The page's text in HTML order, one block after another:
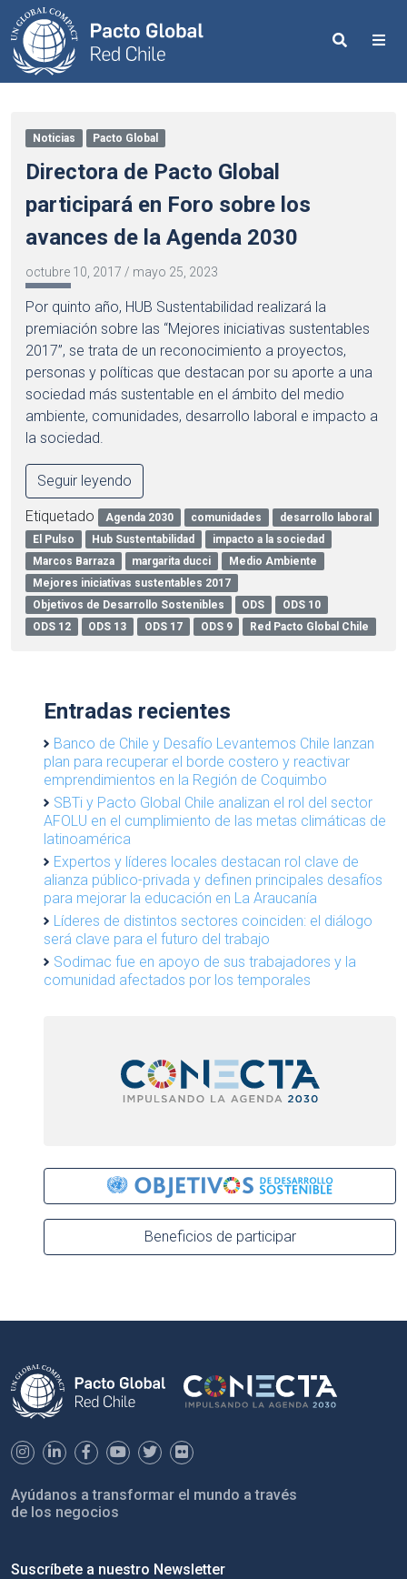
Search
Noticias Pacto Global
Directora de Pacto Global
participará en Foro sobre los
avances de la Agenda 2030
octubre 10, 2017 / mayo 25, 2023
Por quinto año, HUB Sustentabilidad realizará la
premiación sobre las “Mejores iniciativas sustentables
2017”, se trata de un reconocimiento a proyectos,
personas y políticas que destacan por su aporte a una
sociedad más sustentable en el ámbito del medio
ambiente, comunidades, desarrollo laboral e impacto a
la sociedad.
Seguir leyendo
Etiquetado Agenda 2030 comunidades
desarrollo laboral
El Pulso
Hub Sustentabilidad
impacto a la sociedad
Marcos Barraza
margarita ducci
Medio Ambiente
Mejores iniciativas sustentables 2017
Objetivos de Desarrollo Sostenibles
ODS
ODS 10
ODS 12
ODS 13 ODS 17 ODS 9 Red Pacto Global Chile
Entradas recientes
Banco de Chile y Desafío Levantemos Chile lanzan
plan para recuperar el borde costero y reactivar
emprendimientos en la Región de Coquimbo
SBTi y Pacto Global Chile analizan el rol del sector
AFOLU en el cumplimiento de las metas climáticas de
latinoamérica
Expertos y líderes locales destacan rol clave de
alianza público-privada y definen principales desafíos
para mejorar la educación en La Araucanía
Líderes de distintos sectores coinciden: el diálogo
será clave para el futuro del trabajo
Sodimac fue en apoyo de sus trabajadores y la
comunidad afectados por los temporales
Beneficios de participar
Ayúdanos a transformar el mundo a través
de los negocios
Suscríbete a nuestro Newsletter